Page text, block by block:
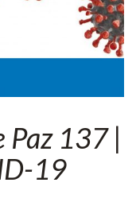
Paz 137 |
19